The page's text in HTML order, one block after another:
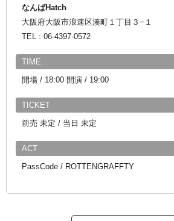
なんばHatch
大阪府大阪市浪速区湊町１丁目３−１
TEL : 06-4397-0572
TIME
開場 / 18:00 開演 / 19:00
TICKET
前売 未定 / 当日 未定
ACT
PassCode / ROTTENGRAFFTY